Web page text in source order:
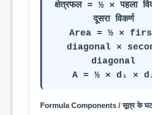
क्षेत्रफल = ½ × पहला
दूसरा विकर्ण
Area = ½ ×
diagonal ×
diagonal
A = ½ × d₁ ×
Formula Components / सूत्र के